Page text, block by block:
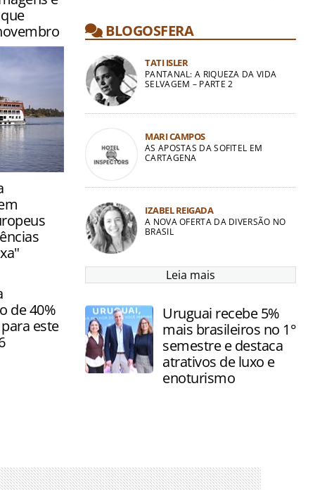
Secrets
BLOGOSFERA
TATI ISLER
PANTANAL: A RIQUEZA DA VIDA
SELVAGEM – PARTE 2
MARI CAMPOS
AS APOSTAS DA SOFITEL EM
CARTAGENA
IZABEL REIGADA
A NOVA OFERTA DA DIVERSÃO NO
BRASIL
Leia mais
de 40%
este
Uruguai recebe 5%
mais brasileiros no 1°
semestre e destaca
atrativos de luxo e
enoturismo